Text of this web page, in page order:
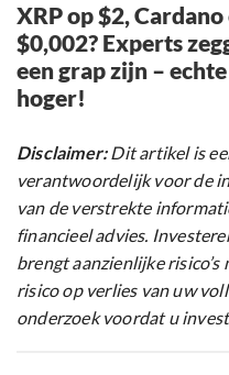
XRP op $2,
$0,002? Experts
een grap zijn –
hoger!
Disclaimer:Dit artikel is
verantwoordelijk voor de
van de verstrekte
financieel advies.
brengt aanzienlijke
risico op verlies van uw
onderzoek voordat u